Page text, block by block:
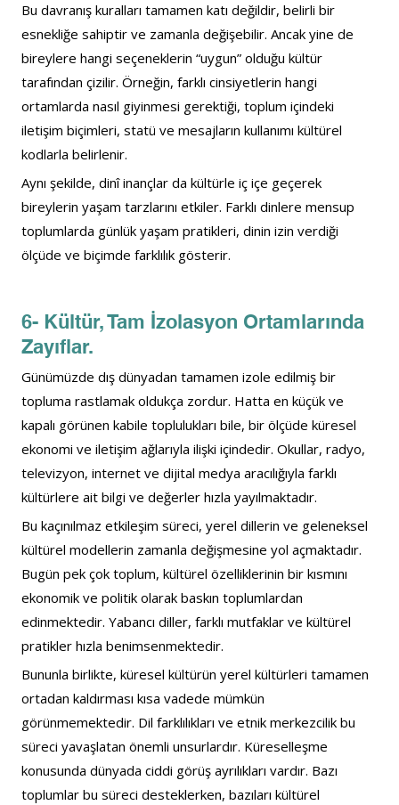
Bu davranış kuralları tamamen katı değildir, belirli bir
esnekliğe sahiptir ve zamanla değişebilir. Ancak yine de
bireylere hangi seçeneklerin “uygun” olduğu kültür
tarafından çizilir. Örneğin, farklı cinsiyetlerin hangi
ortamlarda nasıl giyinmesi gerektiği, toplum içindeki
iletişim biçimleri, statü ve mesajların kullanımı kültürel
kodlarla belirlenir.
Aynı şekilde, dinî inançlar da kültürle iç içe geçerek
bireylerin yaşam tarzlarını etkiler. Farklı dinlere mensup
toplumlarda günlük yaşam pratikleri, dinin izin verdiği
ölçüde ve biçimde farklılık gösterir.
6- Kültür, Tam İzolasyon Ortamlarında
Zayıflar.
Günümüzde dış dünyadan tamamen izole edilmiş bir
topluma rastlamak oldukça zordur. Hatta en küçük ve
kapalı görünen kabile toplulukları bile, bir ölçüde küresel
ekonomi ve iletişim ağlarıyla ilişki içindedir. Okullar, radyo,
televizyon, internet ve dijital medya aracılığıyla farklı
kültürlere ait bilgi ve değerler hızla yayılmaktadır.
Bu kaçınılmaz etkileşim süreci, yerel dillerin ve geleneksel
kültürel modellerin zamanla değişmesine yol açmaktadır.
Bugün pek çok toplum, kültürel özelliklerinin bir kısmını
ekonomik ve politik olarak baskın toplumlardan
edinmektedir. Yabancı diller, farklı mutfaklar ve kültürel
pratikler hızla benimsenmektedir.
Bununla birlikte, küresel kültürün yerel kültürleri tamamen
ortadan kaldırması kısa vadede mümkün
görünmemektedir. Dil farklılıkları ve etnik merkezcilik bu
süreci yavaşlatan önemli unsurlardır. Küreselleşme
konusunda dünyada ciddi görüş ayrılıkları vardır. Bazı
toplumlar bu süreci desteklerken, bazıları kültürel